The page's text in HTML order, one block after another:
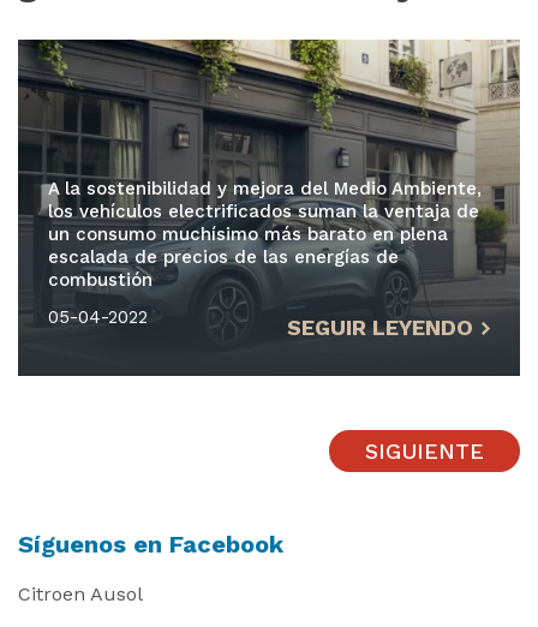
A la sostenibilidad y mejora del Medio Ambiente,
los vehículos electrificados suman la ventaja de
un consumo muchísimo más barato en plena
escalada de precios de las energías de
combustión
05-04-2022
SEGUIR LEYENDO
SIGUIENTE
Síguenos en Facebook
Citroen Ausol